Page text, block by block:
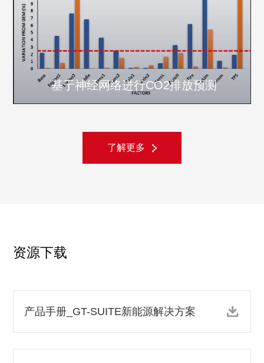
基于神经网络进行CO2排放预测
了解更多
资源下载
产品手册_GT-SUITE新能源解决方案